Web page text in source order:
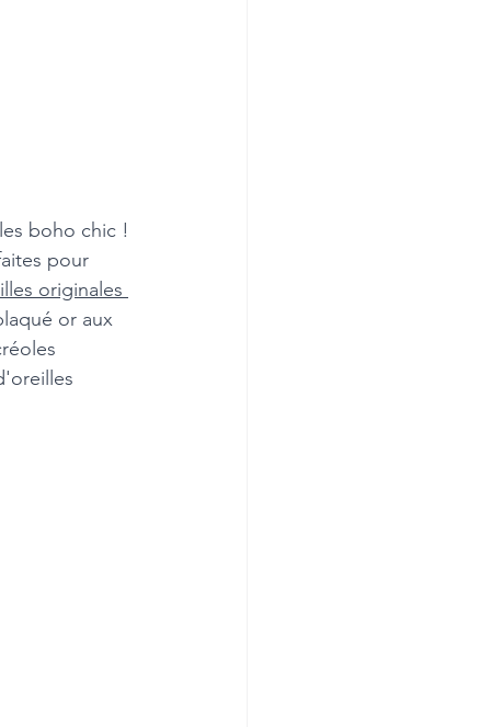
boho chic !
pour
originales
or aux